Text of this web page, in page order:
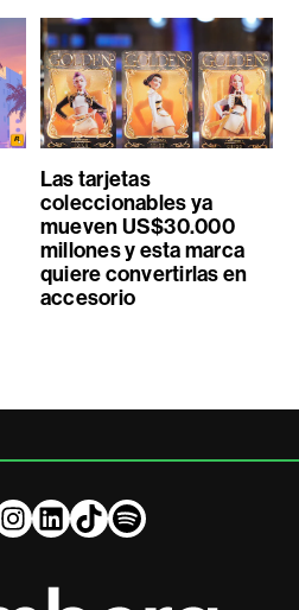
Las tarjetas
coleccionables ya
mueven US$30.000
millones y esta marca
quiere convertirlas en
accesorio